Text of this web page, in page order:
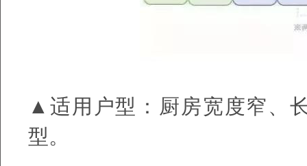
▲适用户型：厨房宽度窄、
型。